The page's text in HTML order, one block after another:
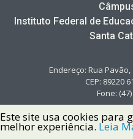
Instituto Federal de
Santa
Endereço: Rua
CEP: 89220
Fone:
Este site usa cookies para
melhor experiência. Leia